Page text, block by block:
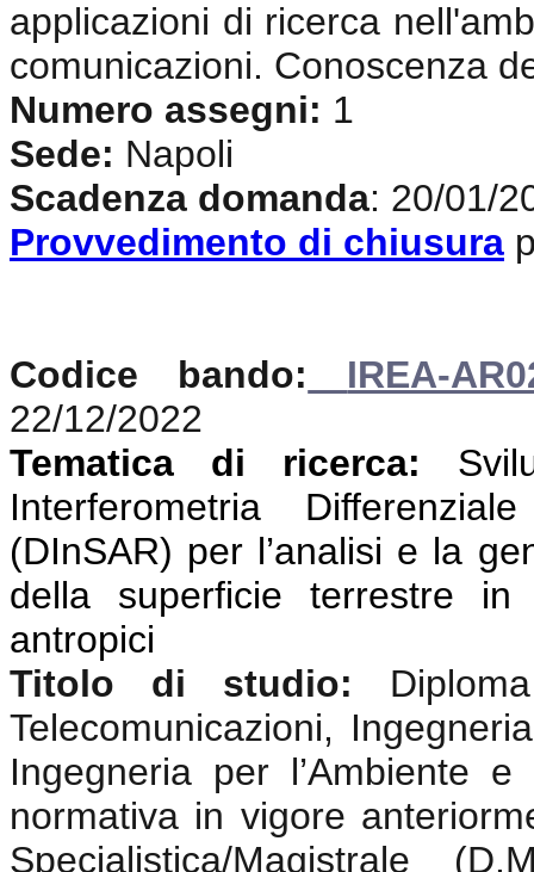
applicazioni di ricerca
comunicazioni. Conoscenza
Numero assegni: 1
Sede: Napoli
Scadenza domanda: 20/01/
Provvedimento di chiusura
Codice bando:
IREA-
22/12/2022
Tematica di ricerca:
Interferometria
(DInSAR) per l’analisi e la
della superficie terrestre
antropici
Titolo di studio:
Telecomunicazioni,
Ingegneria per l’Ambiente
normativa in vigore
Specialistica/Magistrale